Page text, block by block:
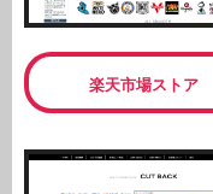
楽天市場ストア